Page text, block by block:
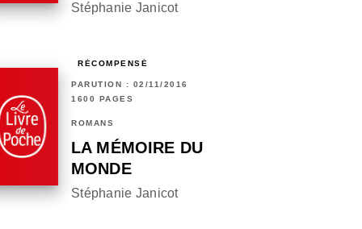
Stéphanie Janicot
RÉCOMPENSÉ
PARUTION : 02/11/2016
1600 PAGES
ROMANS
LA MÉMOIRE DU
MONDE
Stéphanie Janicot